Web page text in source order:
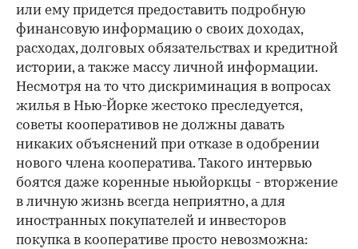
или ему придется предоставить подробную
финансовую информацию о своих доходах,
расходах, долговых обязательствах и кредитной
истории, а также массу личной информации.
Несмотря на то что дискриминация в вопросах
жилья в Нью-Йорке жестоко преследуется,
советы кооперативов не должны давать
никаких объяснений при отказе в одобрении
нового члена кооператива. Такого интервью
боятся даже коренные ньюйоркцы - вторжение
в личную жизнь всегда неприятно, а для
иностранных покупателей и инвесторов
покупка в кооперативе просто невозможна: